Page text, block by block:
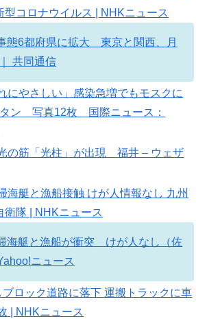
型コロナウイルス | NHKニュース
態6都府県に拡大 東京と関西、月
共同通信
にやさしい」感染急増でもモスクに
タン 写真12枚 国際ニュース：
の筋「光柱」が出現 福井 – ウェザ
海艇と漁船接触 けが人情報なし 九州
衛隊 | NHKニュース
海艇と漁船が衝突 けが人なし（佐
ニュース
ロック道路に落下 運搬トラックに車
| NHKニュース